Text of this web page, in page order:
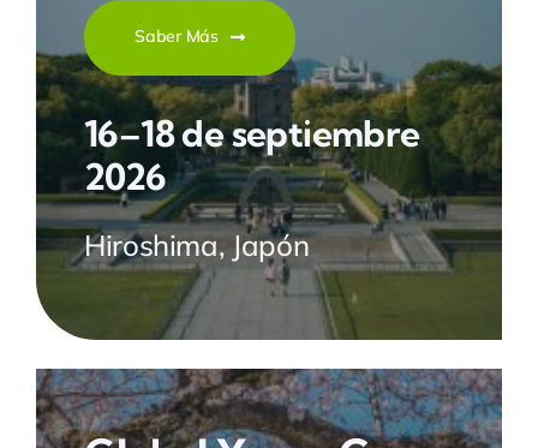
Saber Más
16–18 de septiembre
2026
Hiroshima, Japón